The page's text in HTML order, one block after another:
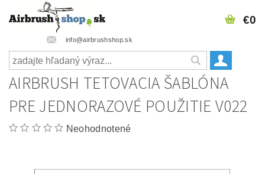
info@airbrushshop.sk
€0
AIRBRUSH TETOVACIA ŠABLÓNA
PRE JEDNORAZOVÉ POUŽITIE V022
Neohodnotené